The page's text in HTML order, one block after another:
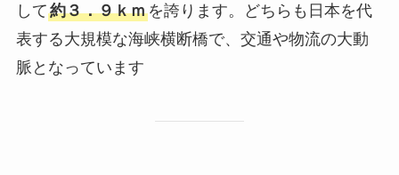
して約３．９ｋｍを誇ります。どちらも日本を代
表する大規模な海峡横断橋で、交通や物流の大動
脈となっています